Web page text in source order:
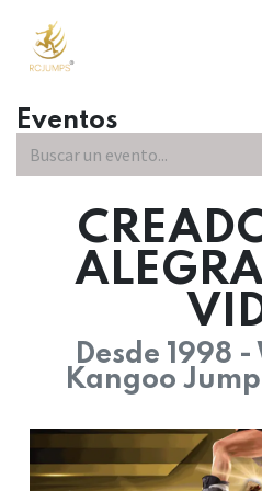
Eventos
Desde 1998
Kangoo